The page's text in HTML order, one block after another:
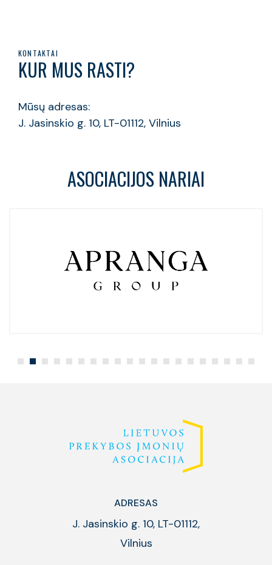
KONTAKTAI
KUR MUS RASTI?
Mūsų adresas:
J. Jasinskio g. 10, LT-01112, Vilnius
ASOCIACIJOS NARIAI
ADRESAS
J. Jasinskio g. 10, LT-01112,
Vilnius